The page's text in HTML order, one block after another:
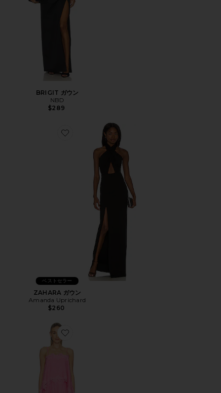
BRIGIT ガウン
NBD
$289
Favorite ZAHARA ガウン
ベストセラー
ZAHARA ガウン
Amanda Uprichard
$260
Favorite MIRI ドレス